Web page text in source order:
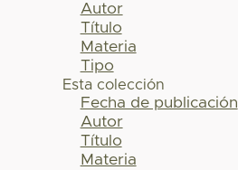
Autor
Título
Materia
Tipo
Esta colección
Fecha de publicación
Autor
Título
Materia